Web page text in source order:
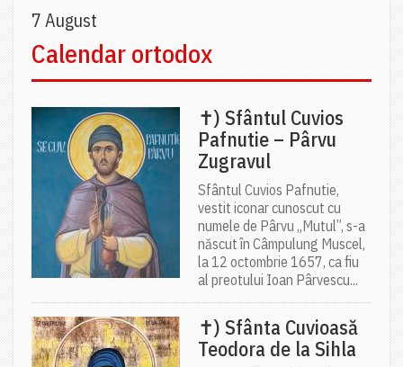
7 August
Calendar ortodox
✝) Sfântul Cuvios
Pafnutie – Pârvu
Zugravul
Sfântul Cuvios Pafnutie,
vestit iconar cunoscut cu
numele de Pârvu „Mutul”, s-a
născut în Câmpulung Muscel,
la 12 octombrie 1657, ca fiu
al preotului Ioan Pârvescu...
✝) Sfânta Cuvioasă
Teodora de la Sihla